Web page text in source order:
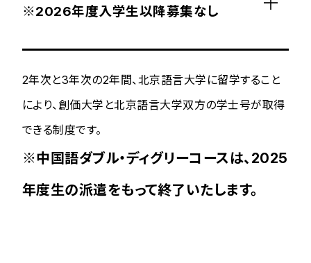
※2026年度入学生以降募集なし
2年次と3年次の2年間、北京語言大学に留学すること
により、創価大学と北京語言大学双方の学士号が取得
できる制度です。
※中国語ダブル・ディグリーコースは、2025
年度生の派遣をもって終了いたします。